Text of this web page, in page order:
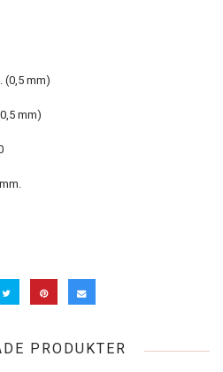
(0,5 mm)
mm)
PRODUKTER